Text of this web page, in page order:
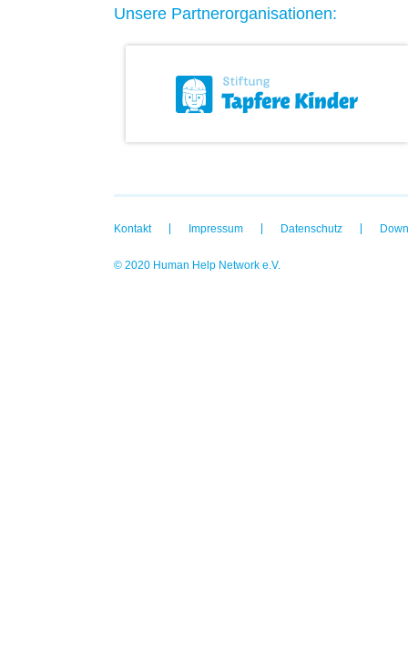
Unsere Partnerorganisationen:
Kontakt Impressum Datenschutz
© 2020 Human Help Network e.V.